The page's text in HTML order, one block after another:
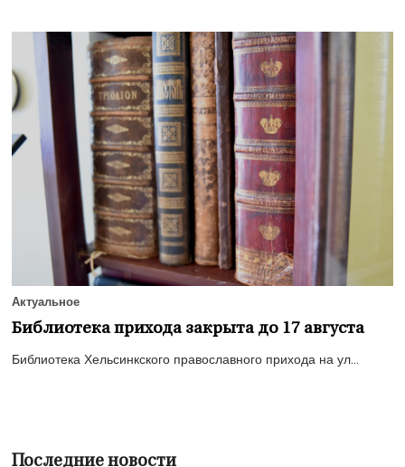
Актуальное
Библиотека прихода закрыта до 17 августа
Библиотека Хельсинкского православного прихода на ул...
Последние новости